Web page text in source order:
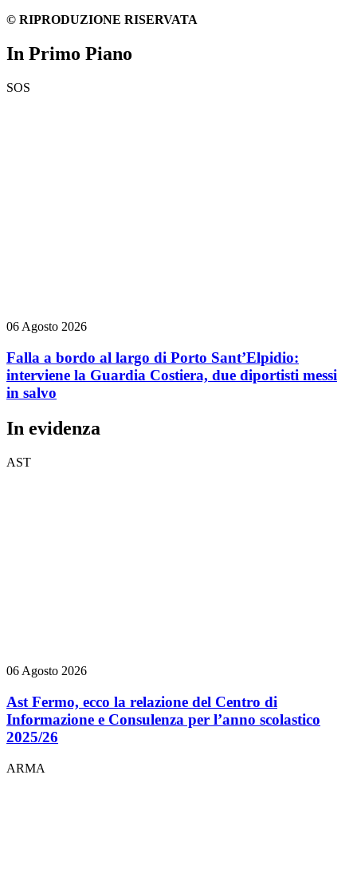
© RIPRODUZIONE RISERVATA
In Primo Piano
SOS
06 Agosto 2026
Falla a bordo al largo di Porto Sant’Elpidio:
interviene la Guardia Costiera, due diportisti messi
in salvo
In evidenza
AST
06 Agosto 2026
Ast Fermo, ecco la relazione del Centro di
Informazione e Consulenza per l’anno scolastico
2025/26
ARMA